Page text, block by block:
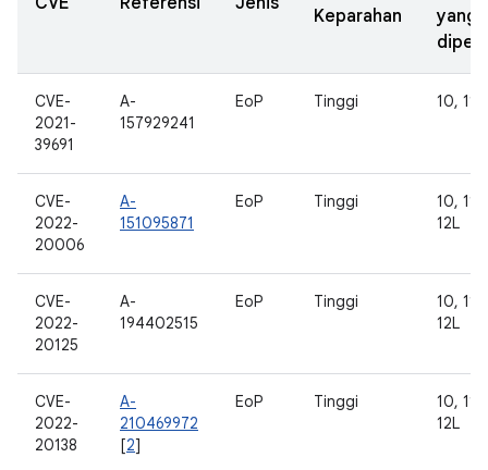
Keparahan
yang
CVE-
2021-
39691
A-
157929241
EoP Tinggi 10, 11,
CVE-
2022-
20006
A-
151095871
EoP Tinggi
10, 11,
12L
CVE-
2022-
20125
A-
194402515
EoP Tinggi
10, 11,
12L
CVE-
2022-
20138
A-
210469972
[2]
EoP Tinggi
10, 11,
12L